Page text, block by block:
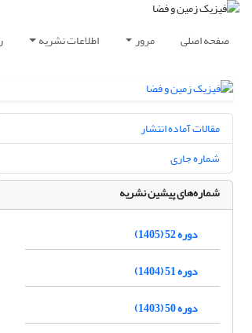
صفحه اصلی مرور اطلاعات نشریه
مقالات آماده انتشار
شماره جاری
شماره‌های پیشین نشریه
دوره 52 (1405)
دوره 51 (1404)
دوره 50 (1403)